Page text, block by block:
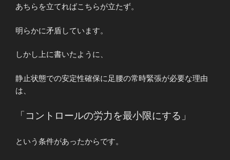
あちらを立てればこちらが立たず。
明らかに矛盾しています。
しかし上に書いたように、
静止状態での安定性確保に足腰の常時緊張が必要な理由
は、
「コントロールの労力を最小限にする」
という条件があったからです。